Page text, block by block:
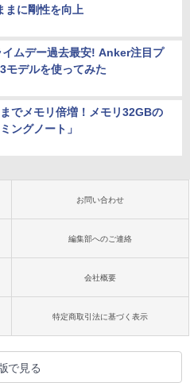
まに剛性を向上
ムデー過去最安! Anker注目プ
モデルを使ってみた
でメモリ倍増！メモリ32GBの
ングノート」
お問い合わせ
編集部へのご連絡
会社概要
特定商取引法に基づく表示
で見る